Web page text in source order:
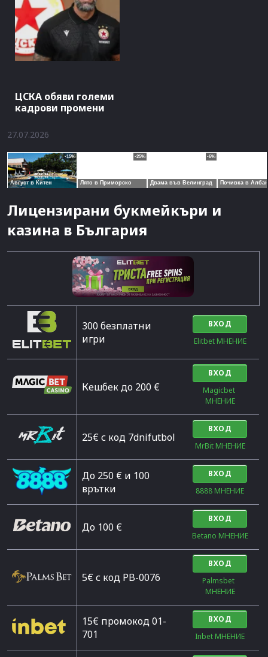
ЦСКА обяви големи
кадрови промени
27.07.2026
Лицензирани букмейкъри и
казина в България
300 безплатни
игри
ВХОД
Elitbet МНЕНИЕ
Кешбек до 200 €
ВХОД
Magicbet
МНЕНИЕ
25€ с код 7dnifutbol
ВХОД
MrBit МНЕНИЕ
До 250 € и 100
врътки
ВХОД
8888 МНЕНИЕ
Дo 100 €
ВХОД
Betano МНЕНИЕ
5€ с код PB-0076
ВХОД
Palmsbet
МНЕНИЕ
15€ промокод 01-
701
ВХОД
Inbet МНЕНИЕ